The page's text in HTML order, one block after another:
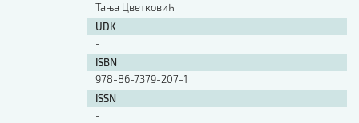
Тања Цветковић
UDK
-
ISBN
978-86-7379-207-1
ISSN
-